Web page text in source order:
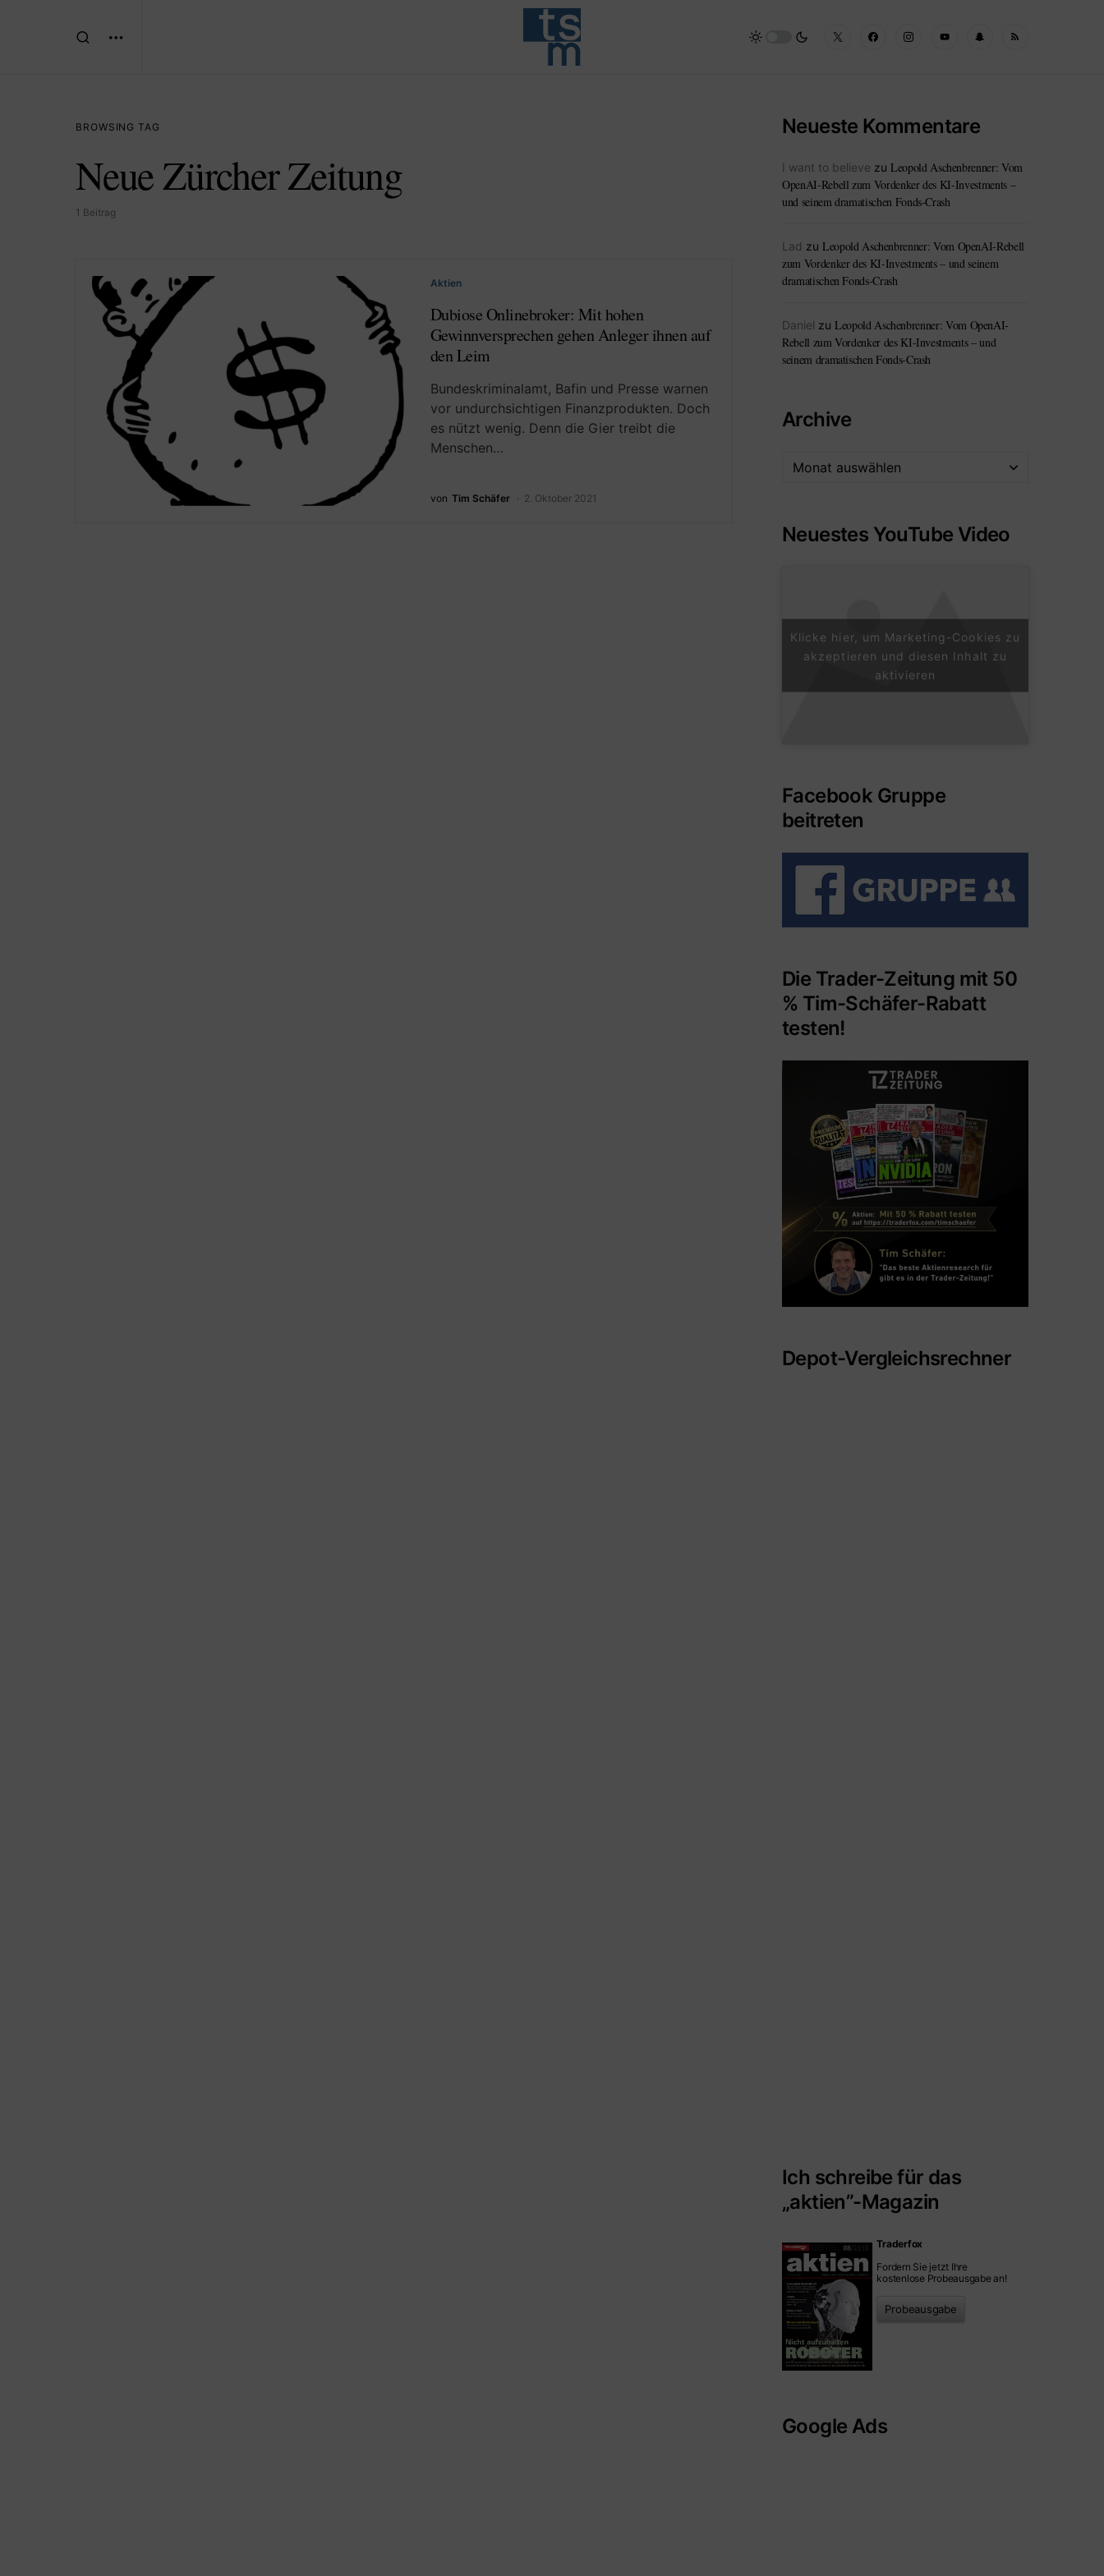
BROWSING TAG
Neue Zürcher Zeitung
1 Beitrag
Aktien
Dubiose Onlinebroker: Mit hohen
Gewinnversprechen gehen Anleger ihnen auf
den Leim
Bundeskriminalamt, Bafin und Presse warnen
vor undurchsichtigen Finanzprodukten. Doch
es nützt wenig. Denn die Gier treibt die
Menschen…
von Tim Schäfer 2. Oktober 2021
Neueste Kommentare
I want to believe zu Leopold Aschenbrenner: Vom
OpenAI-Rebell zum Vordenker des KI-Investments –
und seinem dramatischen Fonds-Crash
Lad zu Leopold Aschenbrenner: Vom OpenAI-Rebell
zum Vordenker des KI-Investments – und seinem
dramatischen Fonds-Crash
Daniel zu Leopold Aschenbrenner: Vom OpenAI-
Rebell zum Vordenker des KI-Investments – und
seinem dramatischen Fonds-Crash
Archive
Neuestes YouTube Video
Klicke hier, um Marketing-Cookies zu
akzeptieren und diesen Inhalt zu
aktivieren
Facebook Gruppe
beitreten
Die Trader-Zeitung mit 50
% Tim-Schäfer-Rabatt
testen!
Depot-Vergleichsrechner
Ich schreibe für das
„aktien”-Magazin
Traderfox
Fordern Sie jetzt Ihre
kostenlose Probeausgabe an!
Probeausgabe
Google Ads